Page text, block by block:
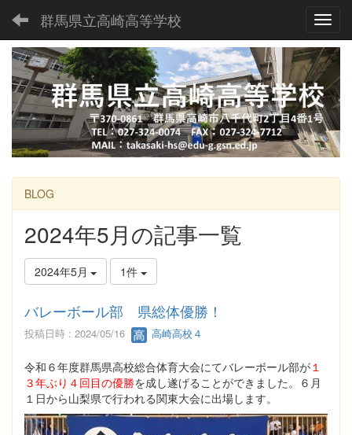
群馬県立高崎高等学校
BLOG
2024年5月の記事一覧
2024年5月 1件
バレーボール部 県総体優勝！
投稿日時 : 2024/05/16 高崎高校４
令和６年度群馬県高校総合体育大会にてバレーボール部が１
３年ぶり４回目の優勝を成し遂げることができました。６月
１日から山梨県で行われる関東大会に出場します。